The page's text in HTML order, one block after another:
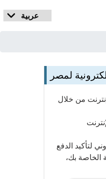
لمصر
من خلال
لتأكيد الدفع
الخاصة بك،